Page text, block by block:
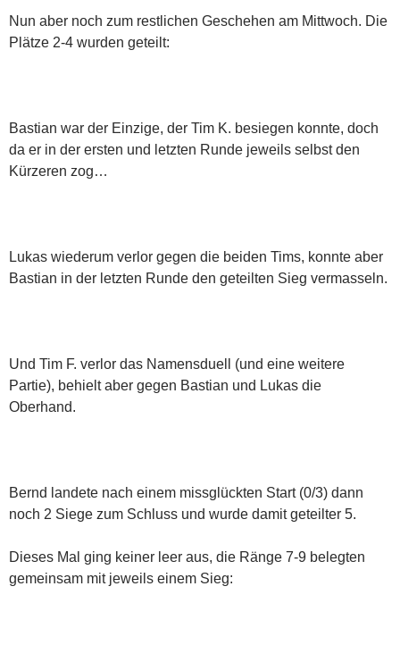
Nun aber noch zum restlichen Geschehen am Mittwoch. Die
Plätze 2-4 wurden geteilt:
Bastian war der Einzige, der Tim K. besiegen konnte, doch
da er in der ersten und letzten Runde jeweils selbst den
Kürzeren zog…
Lukas wiederum verlor gegen die beiden Tims, konnte aber
Bastian in der letzten Runde den geteilten Sieg vermasseln.
Und Tim F. verlor das Namensduell (und eine weitere
Partie), behielt aber gegen Bastian und Lukas die
Oberhand.
Bernd landete nach einem missglückten Start (0/3) dann
noch 2 Siege zum Schluss und wurde damit geteilter 5.
Dieses Mal ging keiner leer aus, die Ränge 7-9 belegten
gemeinsam mit jeweils einem Sieg: